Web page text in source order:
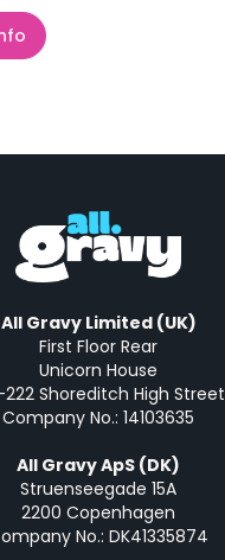
All Gravy Limited (UK)
First Floor Rear
Unicorn House
222 Shoreditch High Street
Company No.: 14103635
All Gravy ApS (DK)
Struenseegade 15A
2200 Copenhagen
No.: DK41335874